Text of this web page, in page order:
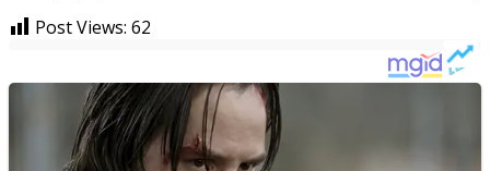
Post Views: 62